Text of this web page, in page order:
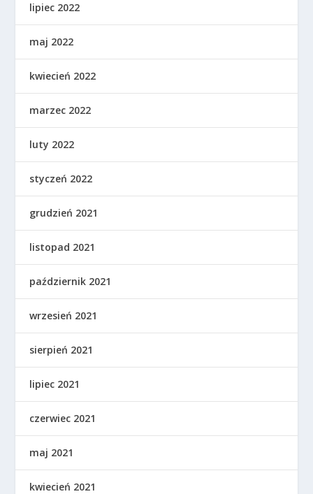
lipiec 2022
maj 2022
kwiecień 2022
marzec 2022
luty 2022
styczeń 2022
grudzień 2021
listopad 2021
październik 2021
wrzesień 2021
sierpień 2021
lipiec 2021
czerwiec 2021
maj 2021
kwiecień 2021